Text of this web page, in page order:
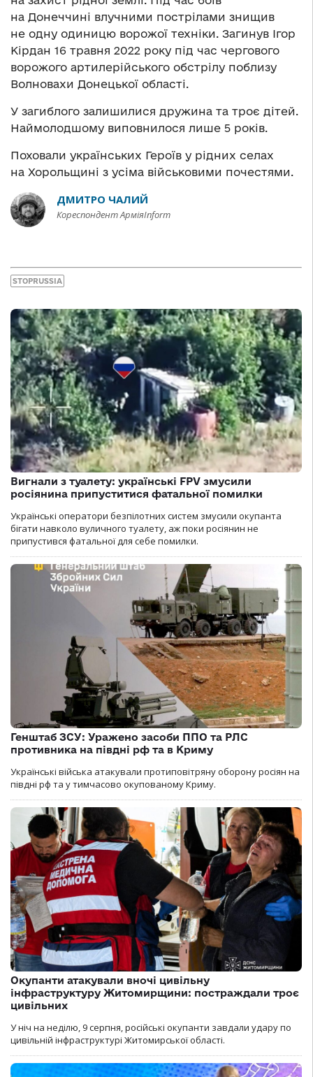
на Донеччині влучними пострілами знищив
не одну одиницю ворожої техніки. Загинув Ігор
Кірдан 16 травня 2022 року під час чергового
ворожого артилерійського обстрілу поблизу
Волновахи Донецької області.
У загиблого залишилися дружина та троє дітей.
Наймолодшому виповнилося лише 5 років.
Поховали українських Героїв у рідних селах
на Хорольщині з усіма військовими почестями.
ДМИТРО ЧАЛИЙ
Кореспондент АрміяInform
STOPRUSSIA
Вигнали з туалету: українські FPV змусили
росіянина припуститися фатальної помилки
Українські оператори безпілотних систем змусили окупанта
бігати навколо вуличного туалету, аж поки росіянин не
припустився фатальної для себе помилки.
Генштаб ЗСУ: Уражено засоби ППО та РЛС
противника на півдні рф та в Криму
Українські війська атакували протиповітряну оборону росіян на
півдні рф та у тимчасово окупованому Криму.
Окупанти атакували вночі цивільну
інфраструктуру Житомирщини: постраждали троє
цивільних
У ніч на неділю, 9 серпня, російські окупанти завдали удару по
цивільній інфраструктурі Житомирської області.